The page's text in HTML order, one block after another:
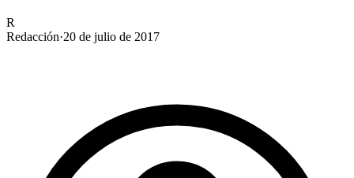
R
Redacción·20 de julio de 2017